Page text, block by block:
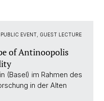
EVENT, GUEST LECTURE
of Antinoopolis
(Basel) im Rahmen des
in der Alten